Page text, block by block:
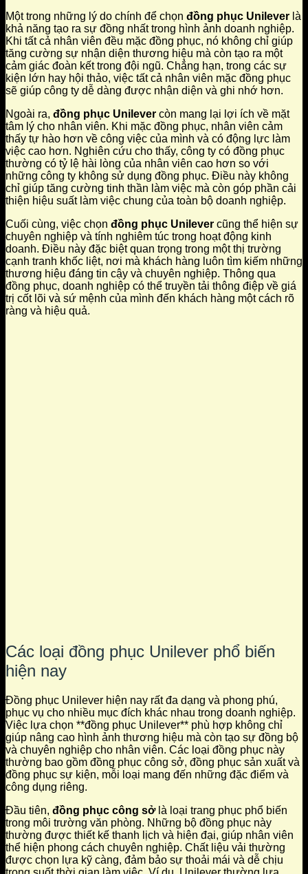
Một trong những lý do chính để chọn đồng phục Unilever là
khả năng tạo ra sự đồng nhất trong hình ảnh doanh nghiệp.
Khi tất cả nhân viên đều mặc đồng phục, nó không chỉ giúp
tăng cường sự nhận diện thương hiệu mà còn tạo ra một
cảm giác đoàn kết trong đội ngũ. Chẳng hạn, trong các sự
kiện lớn hay hội thảo, việc tất cả nhân viên mặc đồng phục
sẽ giúp công ty dễ dàng được nhận diện và ghi nhớ hơn.
Ngoài ra, đồng phục Unilever còn mang lại lợi ích về mặt
tâm lý cho nhân viên. Khi mặc đồng phục, nhân viên cảm
thấy tự hào hơn về công việc của mình và có động lực làm
việc cao hơn. Nghiên cứu cho thấy, công ty có đồng phục
thường có tỷ lệ hài lòng của nhân viên cao hơn so với
những công ty không sử dụng đồng phục. Điều này không
chỉ giúp tăng cường tinh thần làm việc mà còn góp phần cải
thiện hiệu suất làm việc chung của toàn bộ doanh nghiệp.
Cuối cùng, việc chọn đồng phục Unilever cũng thể hiện sự
chuyên nghiệp và tính nghiêm túc trong hoạt động kinh
doanh. Điều này đặc biệt quan trọng trong một thị trường
cạnh tranh khốc liệt, nơi mà khách hàng luôn tìm kiếm những
thương hiệu đáng tin cậy và chuyên nghiệp. Thông qua
đồng phục, doanh nghiệp có thể truyền tải thông điệp về giá
trị cốt lõi và sứ mệnh của mình đến khách hàng một cách rõ
ràng và hiệu quả.
Các loại đồng phục Unilever phổ biến
hiện nay
Đồng phục Unilever hiện nay rất đa dạng và phong phú,
phục vụ cho nhiều mục đích khác nhau trong doanh nghiệp.
Việc lựa chọn **đồng phục Unilever** phù hợp không chỉ
giúp nâng cao hình ảnh thương hiệu mà còn tạo sự đồng bộ
và chuyên nghiệp cho nhân viên. Các loại đồng phục này
thường bao gồm đồng phục công sở, đồng phục sản xuất và
đồng phục sự kiện, mỗi loại mang đến những đặc điểm và
công dụng riêng.
Đầu tiên, đồng phục công sởlà loại trang phục phổ biến
trong môi trường văn phòng. Những bộ đồng phục này
thường được thiết kế thanh lịch và hiện đại, giúp nhân viên
thể hiện phong cách chuyên nghiệp. Chất liệu vải thường
được chọn lựa kỹ càng, đảm bảo sự thoải mái và dễ chịu